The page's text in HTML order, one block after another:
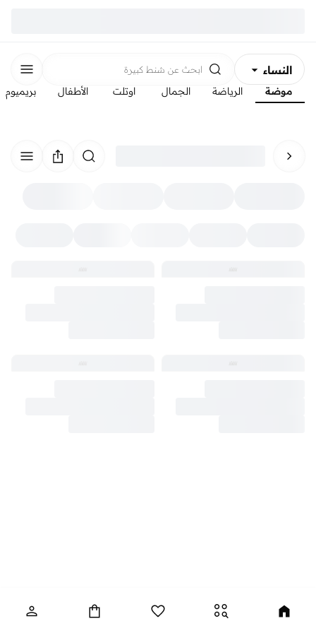
النساء
الرجال
ابحث عن شنط كبيرة
موضة الرياضة الجمال اوتلت الأطفال بريميوم